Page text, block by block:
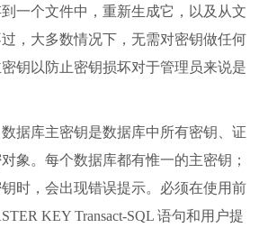
一个文件中，重新生成它，以及从文
，大多数情况下，无需对密钥做任何
钥以防止密钥损坏对于管理员来说是
据库主密钥是数据库中所有密钥、证
象。每个数据库都有惟一的主密钥；
时，会出现错误提示。必须在使用前
KEY Transact-SQL 语句和用户提